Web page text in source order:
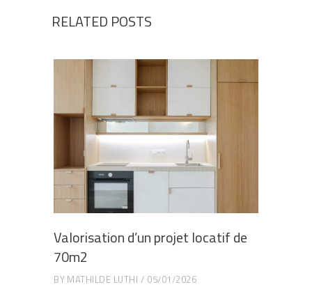
RELATED POSTS
Valorisation d’un projet locatif de
70m2
BY MATHILDE LUTHI 05/01/2026